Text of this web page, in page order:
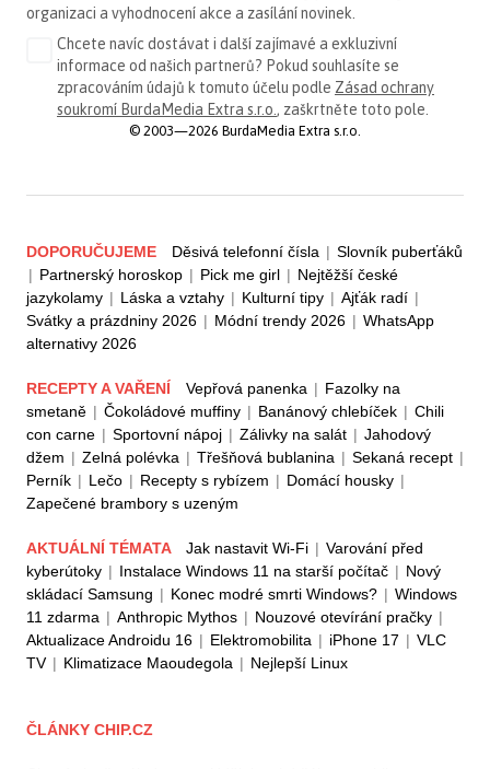
organizaci a vyhodnocení akce a zasílání novinek.
Chcete navíc dostávat i další zajímavé a exkluzivní
informace od našich partnerů? Pokud souhlasíte se
zpracováním údajů k tomuto účelu podle Zásad ochrany
soukromí BurdaMedia Extra s.r.o. , zaškrtněte toto pole.
© 2003—2026 BurdaMedia Extra s.r.o.
DOPORUČUJEME Děsivá telefonní čísla | Slovník puberťáků
| Partnerský horoskop | Pick me girl | Nejtěžší české
jazykolamy | Láska a vztahy | Kulturní tipy | Ajťák radí |
Svátky a prázdniny 2026 | Módní trendy 2026 | WhatsApp
alternativy 2026
RECEPTY A VAŘENÍ Vepřová panenka | Fazolky na
smetaně | Čokoládové muffiny | Banánový chlebíček | Chili
con carne | Sportovní nápoj | Zálivky na salát | Jahodový
džem | Zelná polévka | Třešňová bublanina | Sekaná recept |
Perník | Lečo | Recepty s rybízem | Domácí housky |
Zapečené brambory s uzeným
AKTUÁLNÍ TÉMATA Jak nastavit Wi-Fi | Varování před
kyberútoky | Instalace Windows 11 na starší počítač | Nový
skládací Samsung | Konec modré smrti Windows? | Windows
11 zdarma | Anthropic Mythos | Nouzové otevírání pračky |
Aktualizace Androidu 16 | Elektromobilita | iPhone 17 | VLC
TV | Klimatizace Maoudegola | Nejlepší Linux
ČLÁNKY CHIP.CZ